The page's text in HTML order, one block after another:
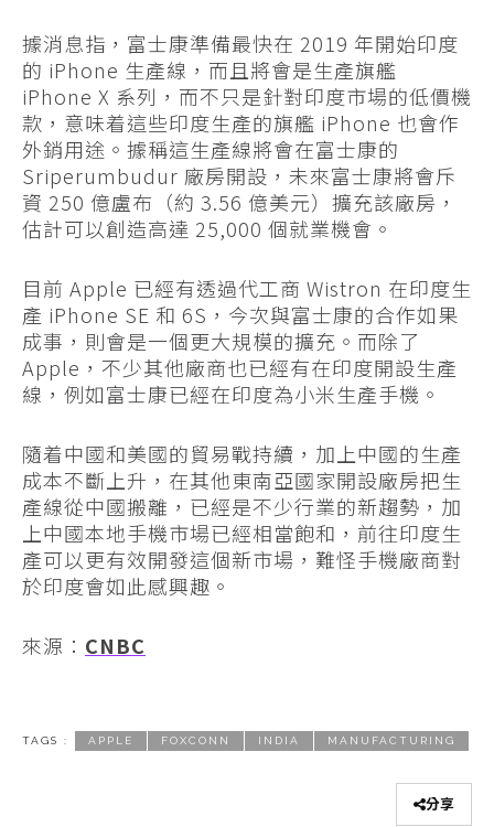
據消息指，富士康準備最快在 2019 年開始印度
的 iPhone 生產線，而且將會是生產旗艦
iPhone X 系列，而不只是針對印度市場的低價機
款，意味着這些印度生產的旗艦 iPhone 也會作
外銷用途。據稱這生產線將會在富士康的
Sriperumbudur 廠房開設，未來富士康將會斥
資 250 億盧布（約 3.56 億美元）擴充該廠房，
估計可以創造高達 25,000 個就業機會。
目前 Apple 已經有透過代工商 Wistron 在印度生
產 iPhone SE 和 6S，今次與富士康的合作如果
成事，則會是一個更大規模的擴充。而除了
Apple，不少其他廠商也已經有在印度開設生產
線，例如富士康已經在印度為小米生產手機。
隨着中國和美國的貿易戰持續，加上中國的生產
成本不斷上升，在其他東南亞國家開設廠房把生
產線從中國搬離，已經是不少行業的新趨勢，加
上中國本地手機市場已經相當飽和，前往印度生
產可以更有效開發這個新市場，難怪手機廠商對
於印度會如此感興趣。
來源： CNBC
TAGS : APPLE FOXCONN INDIA MANUFACTURING
分享